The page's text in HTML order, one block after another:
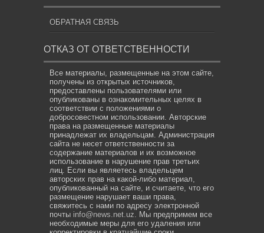
ОБРАТНАЯ СВЯЗЬ
ОТКАЗ ОТ ОТВЕТСТВЕННОСТИ
Все материалы, размещенные на этом сайте,
получены из открытых источников,
предоставлены пользователями или
опубликованы в ознакомительных целях в
соответствии с положениями о
добросовестном использовании. Авторские
права на размещенные материалы
принадлежат их владельцам. Администрация
сайта не несет ответственности за
содержание материалов и их возможное
использование в нарушение прав третьих
лиц. Если вы являетесь владельцем
авторских прав на какой-либо материал,
опубликованный на сайте, и считаете, что его
размещение нарушает ваши права,
свяжитесь с нами по адресу электронной
почты info@news.net.uz. Мы предпримем все
необходимые меры для его удаления или